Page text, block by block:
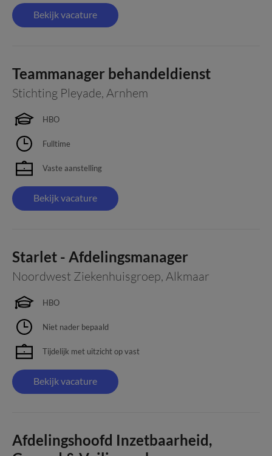
Bekijk vacature
Teammanager behandeldienst
Stichting Pleyade, Arnhem
HBO
Fulltime
Vaste aanstelling
Bekijk vacature
Starlet - Afdelingsmanager
Noordwest Ziekenhuisgroep, Alkmaar
HBO
Niet nader bepaald
Tijdelijk met uitzicht op vast
Bekijk vacature
Afdelingshoofd Inzetbaarheid,